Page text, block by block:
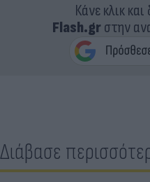
Κάνε κλικ
Flash.grστην
Διάβασε